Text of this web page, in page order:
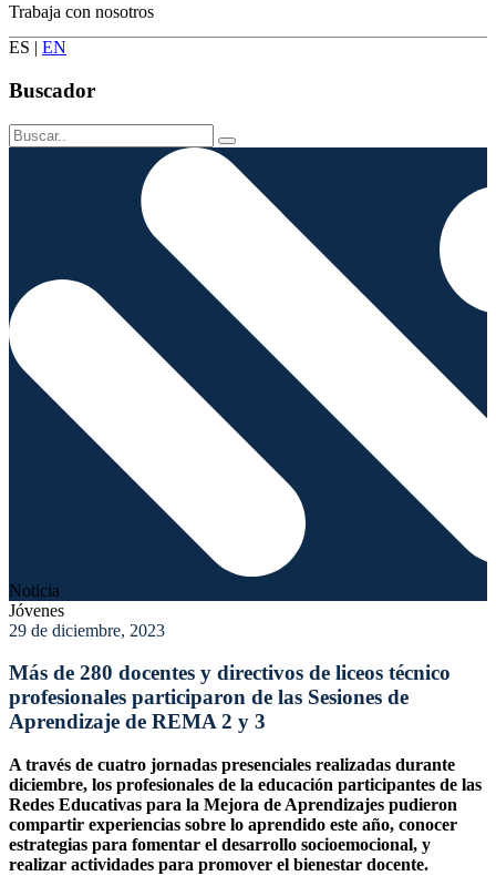
Trabaja con nosotros
ES | EN
Buscador
Noticia
Jóvenes
29 de diciembre, 2023
Más de 280 docentes y directivos de liceos técnico
profesionales participaron de las Sesiones de
Aprendizaje de REMA 2 y 3
A través de cuatro jornadas presenciales realizadas durante
diciembre, los profesionales de la educación participantes de las
Redes Educativas para la Mejora de Aprendizajes pudieron
compartir experiencias sobre lo aprendido este año, conocer
estrategias para fomentar el desarrollo socioemocional, y
realizar actividades para promover el bienestar docente.